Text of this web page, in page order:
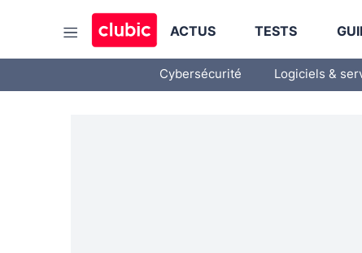
ACTUS TESTS
Cybersécurité Logiciels &